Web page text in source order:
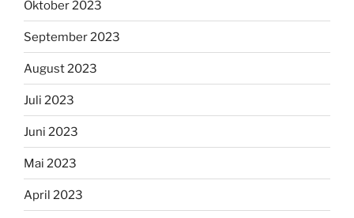
Oktober 2023
September 2023
August 2023
Juli 2023
Juni 2023
Mai 2023
April 2023